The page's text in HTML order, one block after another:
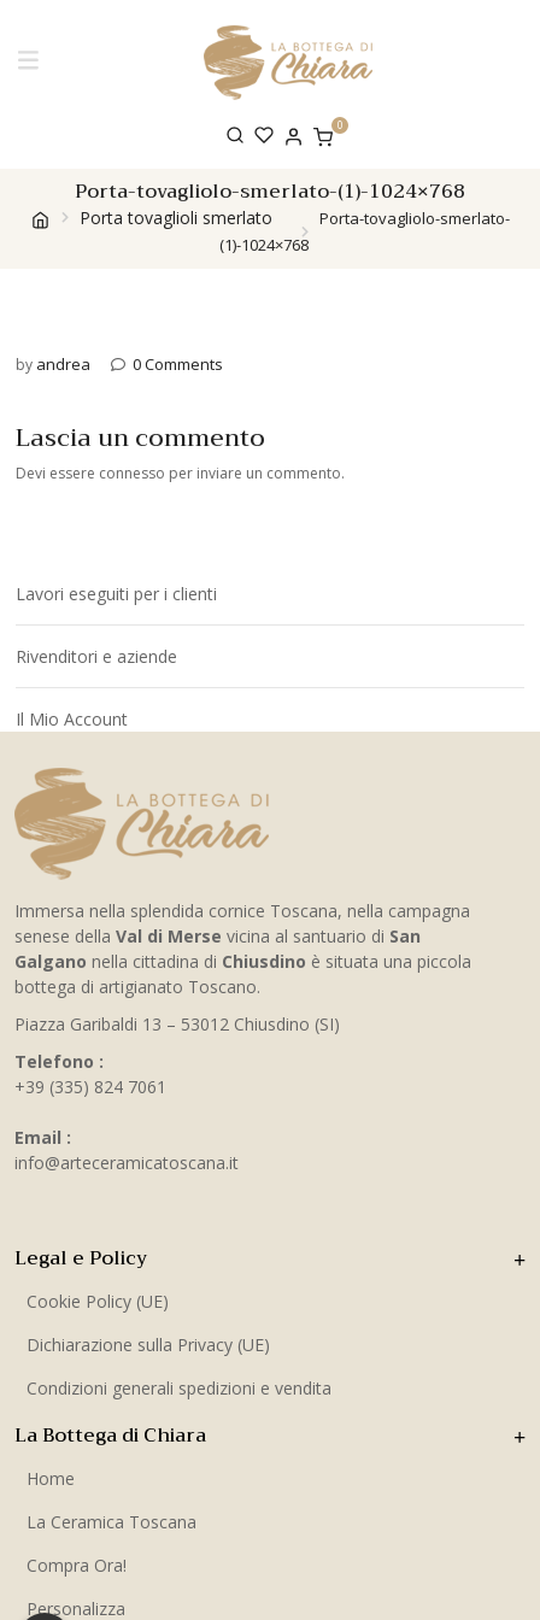
0
Porta-tovagliolo-smerlato-(1)-1024×768
Porta tovaglioli smerlato
Porta-tovagliolo-smerlato-
(1)-1024×768
by andrea 0 Comments
Lascia un commento
Devi essere connesso per inviare un commento.
Lavori eseguiti per i clienti
Rivenditori e aziende
Il Mio Account
Immersa nella splendida cornice Toscana, nella campagna
senese della Val di Merse vicina al santuario di San
Galgano nella cittadina di Chiusdino è situata una piccola
bottega di artigianato Toscano.
Piazza Garibaldi 13 – 53012 Chiusdino (SI)
Telefono :
+39 (335) 824 7061
Email :
info@arteceramicatoscana.it
La Bottega di Chiara
Home
La Ceramica Toscana
Compra Ora!
Personalizza
Legal e Policy
Cookie Policy (UE)
Dichiarazione sulla Privacy (UE)
Condizioni generali spedizioni e vendita